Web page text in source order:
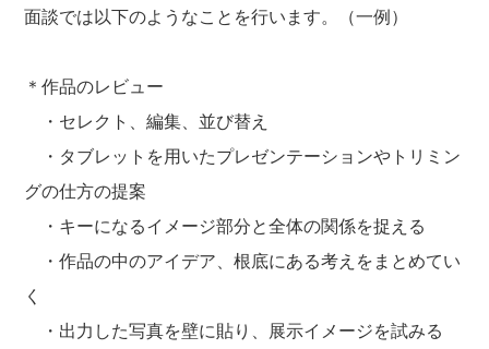
面談では以下のようなことを行います。（一例）
＊作品のレビュー
・セレクト、編集、並び替え
・タブレットを用いたプレゼンテーションやトリミン
グの仕方の提案
・キーになるイメージ部分と全体の関係を捉える
・作品の中のアイデア、根底にある考えをまとめてい
く
・出力した写真を壁に貼り、展示イメージを試みる